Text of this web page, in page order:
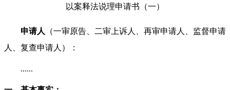
以案释法说理申请书（一）
申请人
（一审原告、二审上诉人、再审申请人、监督申请
人、复查申请人）：
......